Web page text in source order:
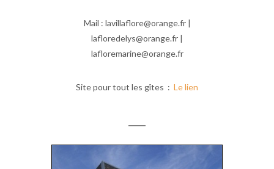
Mail : lavillaflore@orange.fr |
lafloredelys@orange.fr |
lafloremarine@orange.fr
Site pour tout les gîtes : Le lien